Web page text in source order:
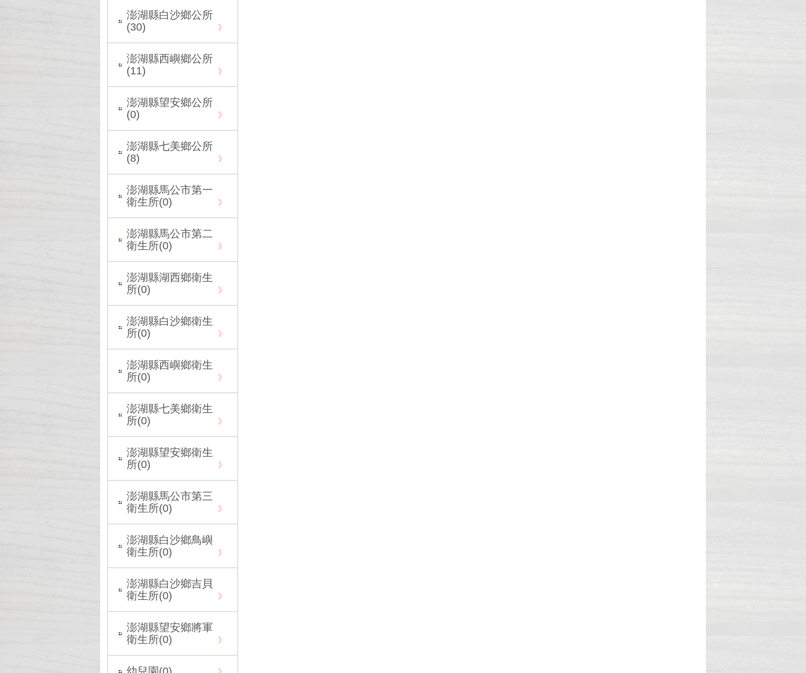
澎湖縣白沙鄉公所
(30)
澎湖縣西嶼鄉公所
(11)
澎湖縣望安鄉公所
(0)
澎湖縣七美鄉公所
(8)
澎湖縣馬公市第一
衛生所(0)
澎湖縣馬公市第二
衛生所(0)
澎湖縣湖西鄉衛生
所(0)
澎湖縣白沙鄉衛生
所(0)
澎湖縣西嶼鄉衛生
所(0)
澎湖縣七美鄉衛生
所(0)
澎湖縣望安鄉衛生
所(0)
澎湖縣馬公市第三
衛生所(0)
澎湖縣白沙鄉鳥嶼
衛生所(0)
澎湖縣白沙鄉吉貝
衛生所(0)
澎湖縣望安鄉將軍
衛生所(0)